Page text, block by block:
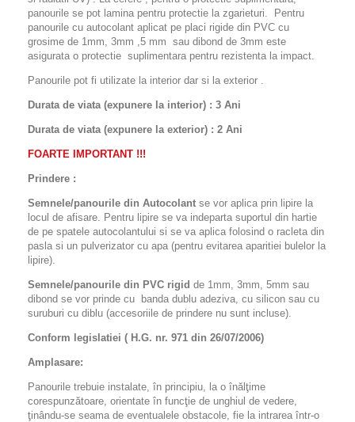
panourile se pot lamina pentru protectie la zgarieturi. Pentru
panourile cu autocolant aplicat pe placi rigide din PVC cu
grosime de 1mm, 3mm ,5 mm sau dibond de 3mm este
asigurata o protectie suplimentara pentru rezistenta la impact.
Panourile pot fi utilizate la interior dar si la exterior .
Durata de viata (expunere la interior) : 3 Ani
Durata de viata (expunere la exterior) : 2 Ani
FOARTE IMPORTANT !!!
Prindere :
Semnele/panourile din Autocolant se vor aplica prin lipire la
locul de afisare. Pentru lipire se va indeparta suportul din hartie
de pe spatele autocolantului si se va aplica folosind o racleta din
pasla si un pulverizator cu apa (pentru evitarea aparitiei bulelor la
lipire).
Semnele/panourile din PVC rigid de 1mm, 3mm, 5mm sau
dibond se vor prinde cu banda dublu adeziva, cu silicon sau cu
suruburi cu diblu (accesoriile de prindere nu sunt incluse).
Conform legislatiei ( H.G. nr. 971 din 26/07/2006)
Amplasare:
Panourile trebuie instalate, în principiu, la o înălţime
corespunzătoare, orientate în funcţie de unghiul de vedere,
ţinându-se seama de eventualele obstacole, fie la intrarea într-o